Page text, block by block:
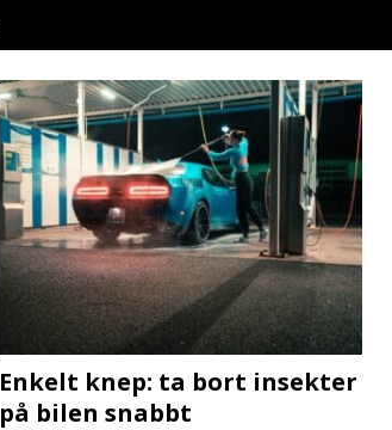
Enkelt knep: ta bort insekter
på bilen snabbt